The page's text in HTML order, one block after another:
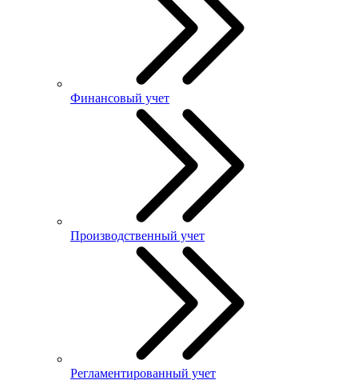
Финансовый учет
Производственный учет
Регламентированный учет